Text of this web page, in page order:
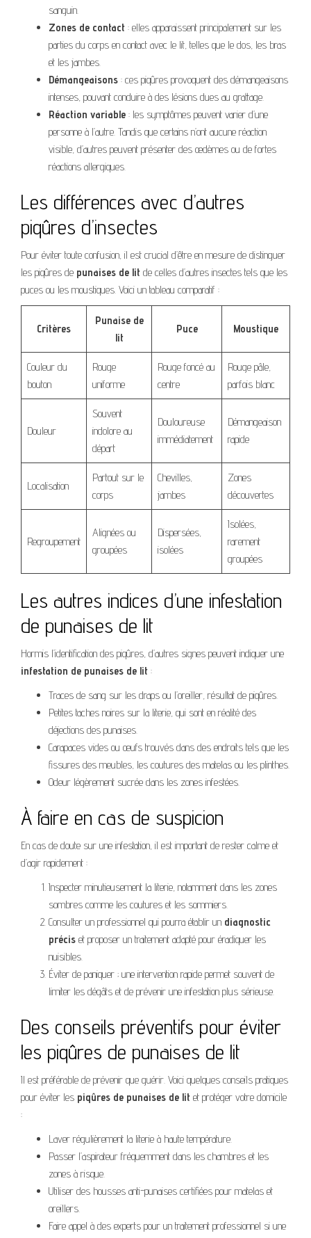
sanguin.
Zones de contact : elles apparaissent principalement sur les
parties du corps en contact avec le lit, telles que le dos, les bras
et les jambes.
Démangeaisons : ces piqûres provoquent des démangeaisons
intenses, pouvant conduire à des lésions dues au grattage.
Réaction variable : les symptômes peuvent varier d’une
personne à l’autre. Tandis que certains n’ont aucune réaction
visible, d’autres peuvent présenter des œdèmes ou de fortes
réactions allergiques.
Les différences avec d’autres
piqûres d’insectes
Pour éviter toute confusion, il est crucial d’être en mesure de distinguer
les piqûres de punaises de lit de celles d’autres insectes tels que les
puces ou les moustiques. Voici un tableau comparatif :
Critères
Punaise de
lit
Puce Moustique
Couleur du
bouton
Rouge
uniforme
Rouge foncé au
centre
Rouge pâle,
parfois blanc
Douleur
Souvent
indolore au
départ
Douloureuse
immédiatement
Démangeaison
rapide
Localisation
Partout sur le
corps
Chevilles,
jambes
Zones
découvertes
Regroupement
Alignées ou
groupées
Dispersées,
isolées
Isolées,
rarement
groupées
Les autres indices d’une infestation
de punaises de lit
Hormis l’identification des piqûres, d’autres signes peuvent indiquer une
infestation de punaises de lit :
Traces de sang sur les draps ou l’oreiller, résultat de piqûres.
Petites taches noires sur la literie, qui sont en réalité des
déjections des punaises.
Carapaces vides ou œufs trouvés dans des endroits tels que les
fissures des meubles, les coutures des matelas ou les plinthes.
Odeur légèrement sucrée dans les zones infestées.
À faire en cas de suspicion
En cas de doute sur une infestation, il est important de rester calme et
d’agir rapidement :
Inspecter minutieusement la literie, notamment dans les zones
sombres comme les coutures et les sommiers.
Consulter un professionnel qui pourra établir un diagnostic
précis et proposer un traitement adapté pour éradiquer les
nuisibles.
Éviter de paniquer ; une intervention rapide permet souvent de
limiter les dégâts et de prévenir une infestation plus sérieuse.
Des conseils préventifs pour éviter
les piqûres de punaises de lit
Il est préférable de prévenir que guérir. Voici quelques conseils pratiques
pour éviter les piqûres de punaises de lit et protéger votre domicile
:
Laver régulièrement la literie à haute température.
Passer l’aspirateur fréquemment dans les chambres et les
zones à risque.
Utiliser des housses anti-punaises certifiées pour matelas et
oreillers.
Faire appel à des experts pour un traitement professionnel si une